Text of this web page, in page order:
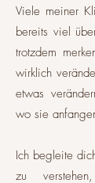
​​Viele meiner
bereits viel
trotzdem
wirklich
etwas
wo sie
Ich begleite
zu